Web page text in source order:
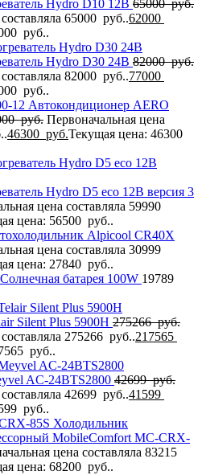
Hydro D10 12В 65000руб.
65000 руб..62000
руб..
Hydro D30 24В 82000руб.
82000 руб..77000
руб..
Автокондиционер AERO
руб. Первоначальная цена
46300 руб.Текущая цена: 46300
Hydro D5 eco 12В версия 3
цена составляла 59990
цена: 56500 руб..
Alpicool CR40X
цена составляла 30999
цена: 27840 руб..
Солнечная батарея 100W 19789
Silent Plus 5900H 275266руб.
275266 руб..217565
руб..
AC-24BTS2800 42699руб.
42699 руб..41599
руб..
Холодильник
MobileComfort MC-CRX-
цена составляла 83215
цена: 68200 руб..